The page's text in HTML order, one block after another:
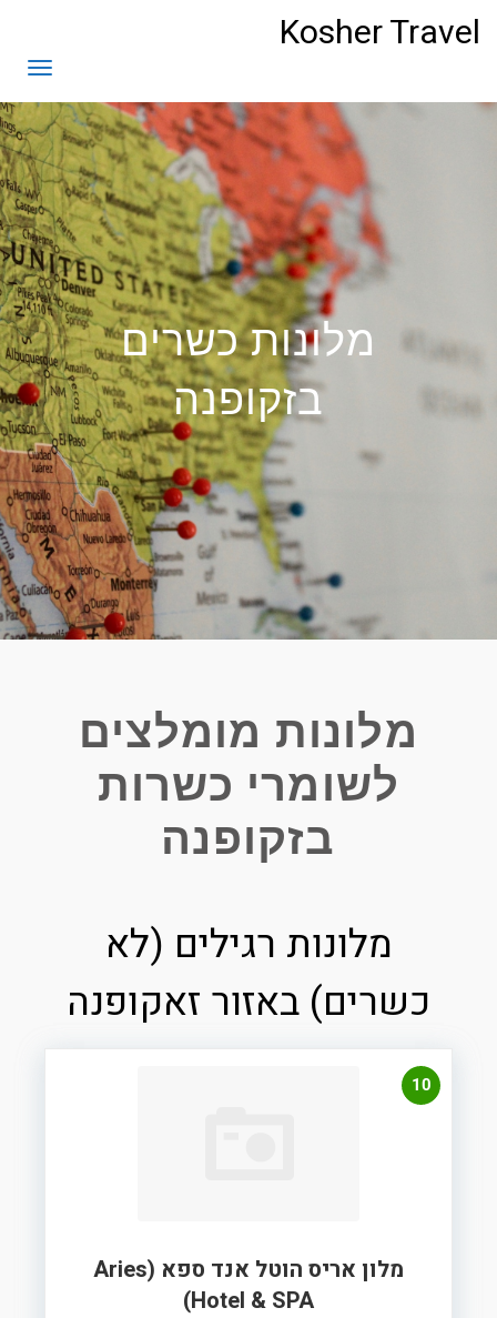
לתוכןKosher Travel
מלונות כשרים
בזקופנה
מלונות מומלצים
לשומרי כשרות
בזקופנה
מלונות רגילים (לא
כשרים) באזור זאקופנה
10
מלון אריס הוטל אנד ספא (Aries
Hotel & SPA)